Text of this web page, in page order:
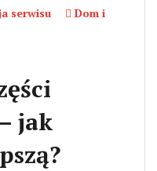
serwisu
Dom i
jak